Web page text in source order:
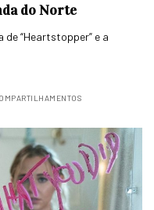
do Norte
“Heartstopper” e a